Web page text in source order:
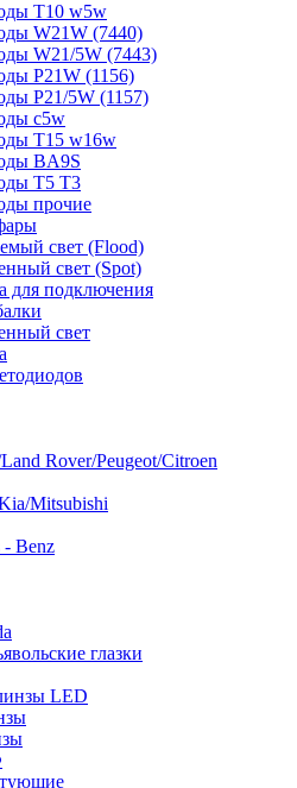
T10 w5w
W21W (7440)
W21/5W (7443)
P21W (1156)
P21/5W (1157)
c5w
T15 w16w
BA9S
T5 T3
прочие
свет (Flood)
свет (Spot)
для подключения
свет
Rover/Peugeot/Citroen
Mitsubishi
- Benz
глазки
LED